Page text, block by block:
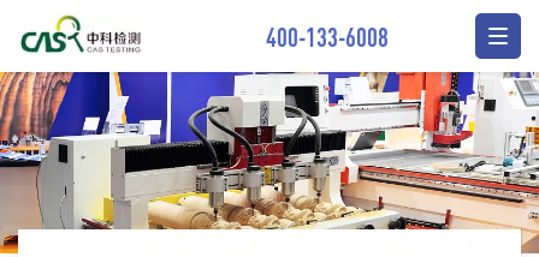
400-133-6008